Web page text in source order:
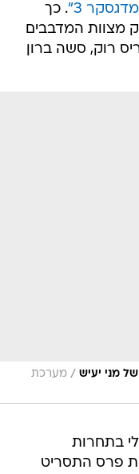
מדגסקר 3"
. כך
מצוות המדבבים
רוק, סשה ברון
מני יעיש / מערכת
בתחרות
פרס התסריט